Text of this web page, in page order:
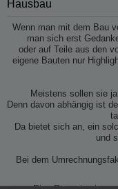
Hausbau
Wenn man mit dem Bau
man sich erst
oder auf Teile aus den
eigene Bauten nur
Meistens sollen sie
Denn davon abhängig ist
Da bietet sich an, ein
und
Bei dem